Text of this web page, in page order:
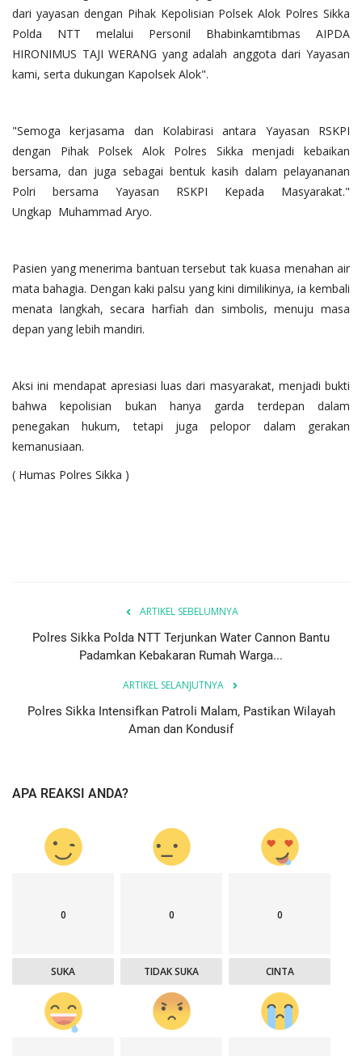
dari yayasan dengan Pihak Kepolisian Polsek Alok Polres Sikka
Polda NTT melalui Personil Bhabinkamtibmas AIPDA
HIRONIMUS TAJI WERANG yang adalah anggota dari Yayasan
kami, serta dukungan Kapolsek Alok".
"Semoga kerjasama dan Kolabirasi antara Yayasan RSKPI
dengan Pihak Polsek Alok Polres Sikka menjadi kebaikan
bersama, dan juga sebagai bentuk kasih dalam pelayananan
Polri bersama Yayasan RSKPI Kepada Masyarakat."
Ungkap Muhammad Aryo.
Pasien yang menerima bantuan tersebut tak kuasa menahan air
mata bahagia. Dengan kaki palsu yang kini dimilikinya, ia kembali
menata langkah, secara harfiah dan simbolis, menuju masa
depan yang lebih mandiri.
Aksi ini mendapat apresiasi luas dari masyarakat, menjadi bukti
bahwa kepolisian bukan hanya garda terdepan dalam
penegakan hukum, tetapi juga pelopor dalam gerakan
kemanusiaan.
( Humas Polres Sikka )
ARTIKEL SEBELUMNYA
Polres Sikka Polda NTT Terjunkan Water Cannon Bantu
Padamkan Kebakaran Rumah Warga...
ARTIKEL SELANJUTNYA
Polres Sikka Intensifkan Patroli Malam, Pastikan Wilayah
Aman dan Kondusif
APA REAKSI ANDA?
0
SUKA
0
TIDAK SUKA
0
CINTA